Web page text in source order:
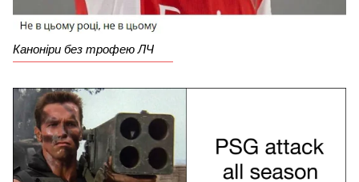
Каноніри без трофею ЛЧ